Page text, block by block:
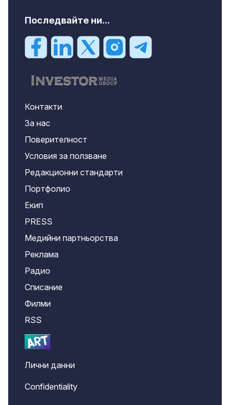
Последвайте ни...
Контакти
За нас
Поверителност
Условия за ползване
Редакционни стандарти
Портфолио
Екип
PRESS
Медийни партньорства
Реклама
Радио
Списание
Филми
RSS
Лични данни
Confidentiality